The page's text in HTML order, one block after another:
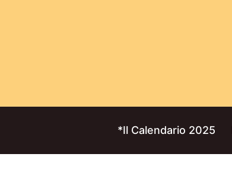
*Il Calendario 2025